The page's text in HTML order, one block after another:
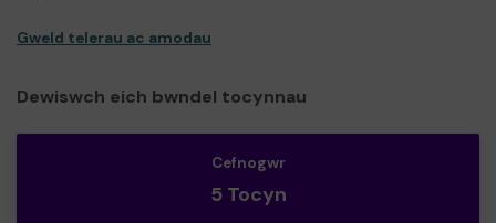
Gweld telerau ac amodau
Dewiswch eich bwndel tocynnau
Cefnogwr
5 Tocyn